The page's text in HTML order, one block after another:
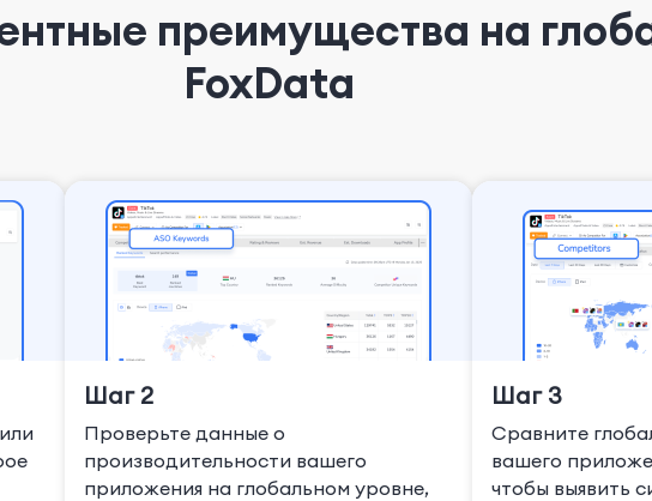
преимущества на
FoxData
Шаг 2
Проверьте данные о
производительности вашего
приложения на глобальном уровне,
Шаг 3
Сравните
вашего
чтобы выявить